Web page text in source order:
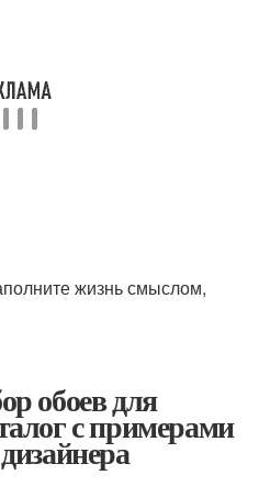
жизнь смыслом,
обоев для
с примерами